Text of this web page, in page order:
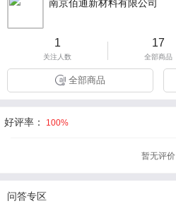
南京佰通新材料有限公司
1
关注人数
17
全部商品
全部商品
好评率： 100%
暂无评价
问答专区